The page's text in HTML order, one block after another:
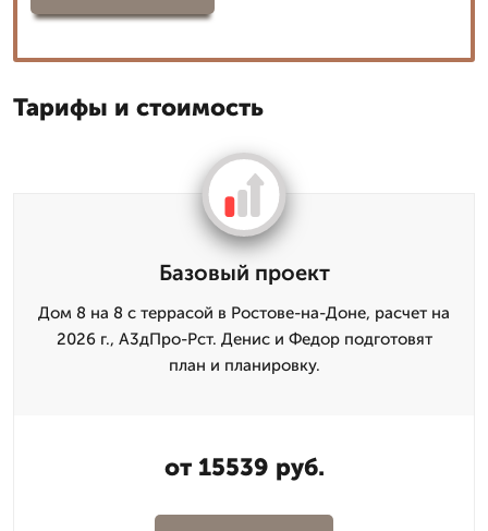
Тарифы и стоимость
Базовый проект
Дом 8 на 8 с террасой в Ростове-на-Доне, расчет на
2026 г., А3дПро-Рст. Денис и Федор подготовят
план и планировку.
от 15539 руб.